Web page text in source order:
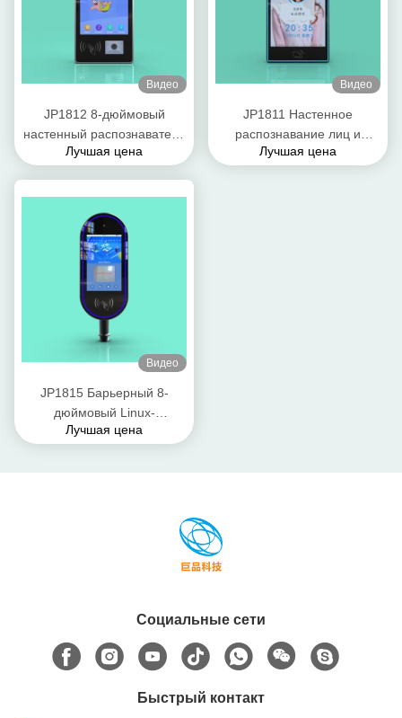
Видео
JP1812 8-дюймовый
настенный распознаватель
лиц QR-код Читатель
безопасность
Лучшая цена
Видео
JP1811 Настенное
распознавание лиц и
контроль доступа к картам
Лучшая цена
Видео
JP1815 Барьерный 8-
дюймовый Linux-
базированный
Лучшая цена
Социальные сети
Быстрый контакт